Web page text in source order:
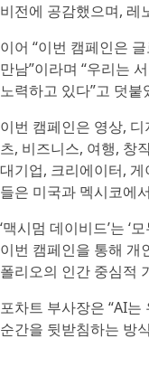
비전에 공감했으며, 레
이어 “이번 캠페인은
만남”이라며 “우리는
노력하고 있다”고 덧붙
이번 캠페인은 영상,
츠, 비즈니스, 여행, 창
대기업, 크리에이터,
들은 미국과 멕시코에
‘맥시멈 데이비드’는
이번 캠페인을 통해 개
폴리오의 인간 중심적
포차트 부사장은 “AI
순간을 뒷받침하는 방